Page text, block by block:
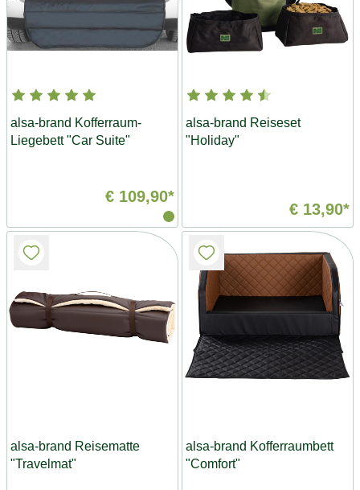
alsa-brand Kofferraum-
Liegebett "Car Suite"
€ 109,90*
alsa-brand Reiseset
"Holiday"
€ 13,90*
alsa-brand Reisematte
"Travelmat"
alsa-brand Kofferraumbett
"Comfort"